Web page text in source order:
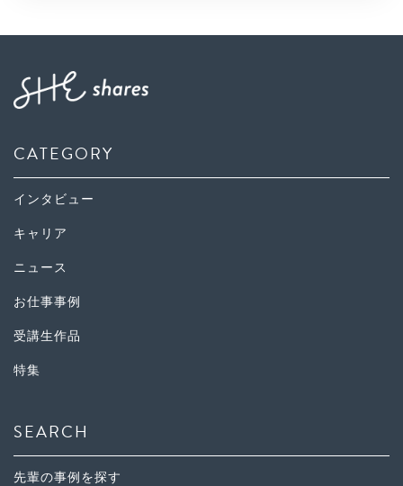
CATEGORY
インタビュー
キャリア
ニュース
お仕事事例
受講生作品
特集
SEARCH
先輩の事例を探す